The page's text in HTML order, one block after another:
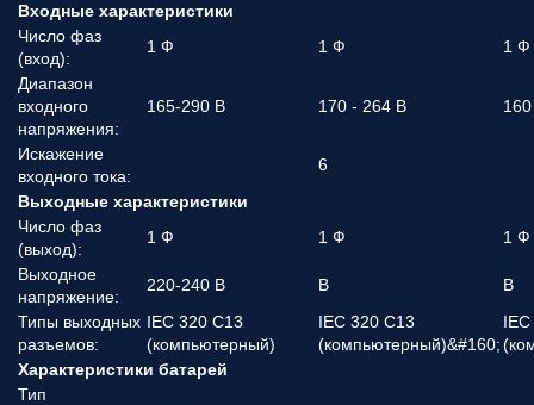
Входные характеристики
Число фаз
(вход):
1 Ф 1 Ф
1 Ф
Диапазон
входного
напряжения:
165-290 В 170 - 264 В
Искажение
входного тока:
6
Выходные характеристики
Число фаз
(выход):
1 Ф 1 Ф
1 Ф
Выходное
напряжение:
220-240 В В
В
Типы выходных
разъемов:
IEC 320 C13
(компьютерный)
IEC 320 C13
(компьютерный)&#160;
Характеристики батарей
Тип